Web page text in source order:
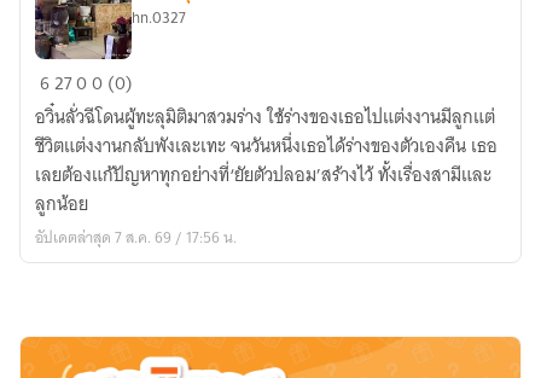
ตัวประกอบ
ย้อน
เวลา
กลับ
มาท
วง
ร่าง
ระบบ
แลก
hn.0327
62700 (0)
อวิ๋นลั่วฉีโดนผู้ทะลุมิติมาสวมร่าง ใช้ร่างของเธอไปแต่งงานมีลูกแต่
ชีวิตแต่งงานกลับพังเละเทะ จนวันหนึ่งเธอได้ร่างของตัวเองคืน เธอ
เลยต้องแก้ปัญหาทุกอย่างที่‘ยัยตัวปลอม’สร้างไว้ ทั้งเรื่องสามีและ
ลูกน้อย
อัปเดตล่าสุด 7 ส.ค. 69 / 17:56 น.